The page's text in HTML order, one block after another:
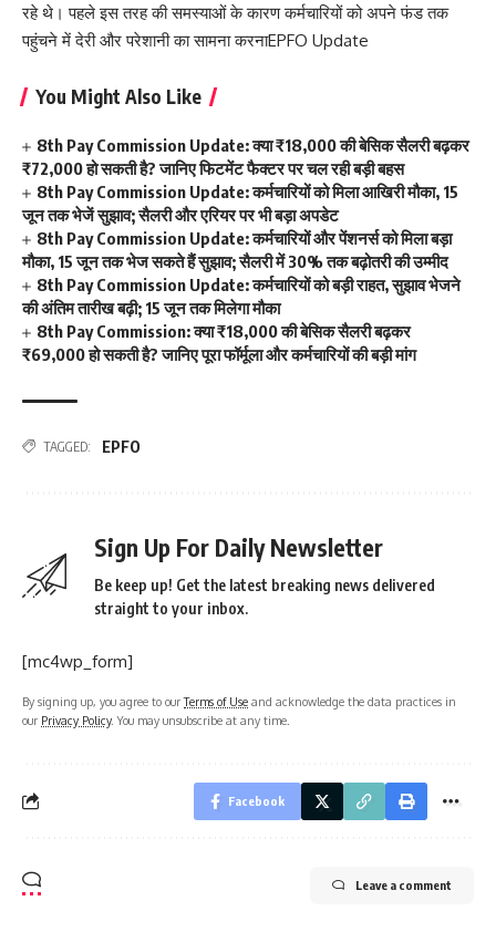
रहे थे। पहले इस तरह की समस्याओं के कारण कर्मचारियों को अपने फंड तक
पहुंचने में देरी और परेशानी का सामना करनाEPFO Update
You Might Also Like
8th Pay Commission Update: क्या ₹18,000 की बेसिक सैलरी बढ़कर
₹72,000 हो सकती है? जानिए फिटमेंट फैक्टर पर चल रही बड़ी बहस
8th Pay Commission Update: कर्मचारियों को मिला आखिरी मौका, 15
जून तक भेजें सुझाव; सैलरी और एरियर पर भी बड़ा अपडेट
8th Pay Commission Update: कर्मचारियों और पेंशनर्स को मिला बड़ा
मौका, 15 जून तक भेज सकते हैं सुझाव; सैलरी में 30% तक बढ़ोतरी की उम्मीद
8th Pay Commission Update: कर्मचारियों को बड़ी राहत, सुझाव भेजने
की अंतिम तारीख बढ़ी; 15 जून तक मिलेगा मौका
8th Pay Commission: क्या ₹18,000 की बेसिक सैलरी बढ़कर
₹69,000 हो सकती है? जानिए पूरा फॉर्मूला और कर्मचारियों की बड़ी मांग
TAGGED: EPFO
Sign Up For Daily Newsletter
Be keep up! Get the latest breaking news delivered
straight to your inbox.
[mc4wp_form]
By signing up, you agree to ourTerms of Use and acknowledge the data practices in
our Privacy Policy. You may unsubscribe at any time.
Facebook
Leave a comment